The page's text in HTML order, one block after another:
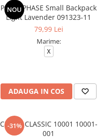
NOU
PUMA PHASE Small Backpack
Light Lavender 091323-11
79,99 Lei
Marime:
X
ADAUGA IN COS
-31%
CROCS CLASSIC 10001 10001-
001